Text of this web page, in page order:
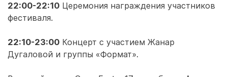
22:00-22:10 Церемония награждения участников
фестиваля.
22:10-23:00 Концерт с участием Жанар
Дугаловой и группы «Формат».